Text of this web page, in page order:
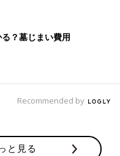
？墓じまい費用
Recommended by
と見る